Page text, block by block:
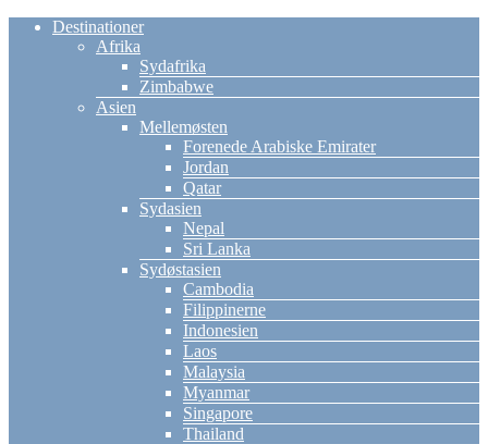
Destinationer
Afrika
Sydafrika
Zimbabwe
Asien
Mellemøsten
Forenede Arabiske Emirater
Jordan
Qatar
Sydasien
Nepal
Sri Lanka
Sydøstasien
Cambodia
Filippinerne
Indonesien
Laos
Malaysia
Myanmar
Singapore
Thailand